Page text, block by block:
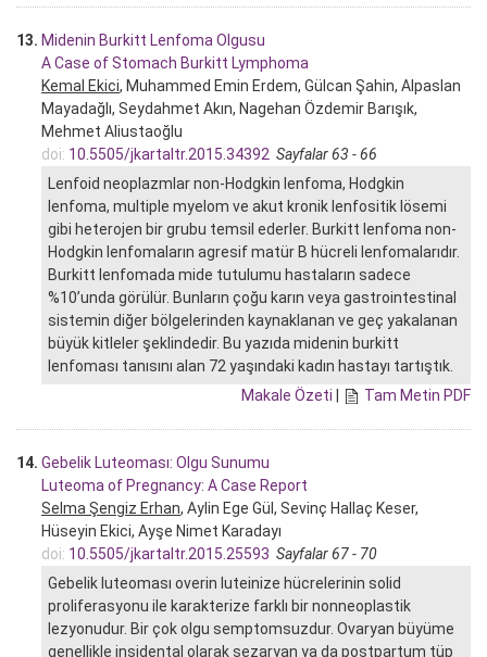
13. Midenin Burkitt Lenfoma Olgusu
A Case of Stomach Burkitt Lymphoma
Kemal Ekici, Muhammed Emin Erdem, Gülcan Şahin, Alpaslan
Mayadağlı, Seydahmet Akın, Nagehan Özdemir Barışık,
Mehmet Aliustaoğlu
doi: 10.5505/jkartaltr.2015.34392 Sayfalar 63 - 66
Lenfoid neoplazmlar non-Hodgkin lenfoma, Hodgkin
lenfoma, multiple myelom ve akut kronik lenfositik lösemi
gibi heterojen bir grubu temsil ederler. Burkitt lenfoma non-
Hodgkin lenfomaların agresif matür B hücreli lenfomalarıdır.
Burkitt lenfomada mide tutulumu hastaların sadece
%10’unda görülür. Bunların çoğu karın veya gastrointestinal
sistemin diğer bölgelerinden kaynaklanan ve geç yakalanan
büyük kitleler şeklindedir. Bu yazıda midenin burkitt
lenfoması tanısını alan 72 yaşındaki kadın hastayı tartıştık.
Makale Özeti | Tam Metin PDF
14. Gebelik Luteoması: Olgu Sunumu
Luteoma of Pregnancy: A Case Report
Selma Şengiz Erhan, Aylin Ege Gül, Sevinç Hallaç Keser,
Hüseyin Ekici, Ayşe Nimet Karadayı
doi: 10.5505/jkartaltr.2015.25593 Sayfalar 67 - 70
Gebelik luteoması overin luteinize hücrelerinin solid
proliferasyonu ile karakterize farklı bir nonneoplastik
lezyonudur. Bir çok olgu semptomsuzdur. Ovaryan büyüme
genellikle insidental olarak sezaryan ya da postpartum tüp